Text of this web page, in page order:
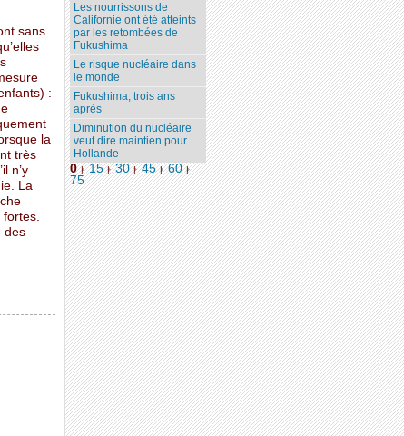
sans
:
la
très
n’y
La
fortes.
des
Les nourrissons de
Californie ont été atteints
par les retombées de
Fukushima
Le risque nucléaire dans
le monde
Fukushima, trois ans
après
Diminution du nucléaire
veut dire maintien pour
Hollande
0 | 15 | 30 | 45 | 60 |
75